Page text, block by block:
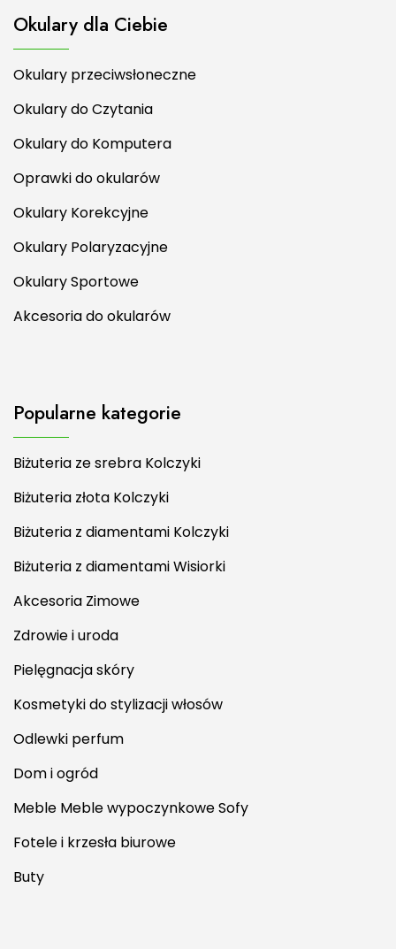
Okulary dla Ciebie
Okulary przeciwsłoneczne
Okulary do Czytania
Okulary do Komputera
Oprawki do okularów
Okulary Korekcyjne
Okulary Polaryzacyjne
Okulary Sportowe
Akcesoria do okularów
Popularne kategorie
Biżuteria ze srebra Kolczyki
Biżuteria złota Kolczyki
Biżuteria z diamentami Kolczyki
Biżuteria z diamentami Wisiorki
Akcesoria Zimowe
Zdrowie i uroda
Pielęgnacja skóry
Kosmetyki do stylizacji włosów
Odlewki perfum
Dom i ogród
Meble Meble wypoczynkowe Sofy
Fotele i krzesła biurowe
Buty